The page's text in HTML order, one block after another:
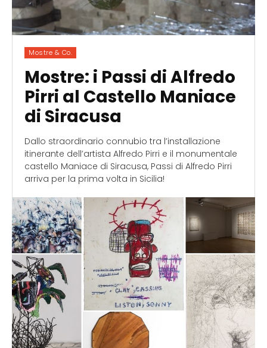
Mostre & Co.
Mostre: i Passi di Alfredo
Pirri al Castello Maniace
di Siracusa
Dallo straordinario connubio tra l’installazione
itinerante dell’artista Alfredo Pirri e il monumentale
castello Maniace di Siracusa, Passi di Alfredo Pirri
arriva per la prima volta in Sicilia!